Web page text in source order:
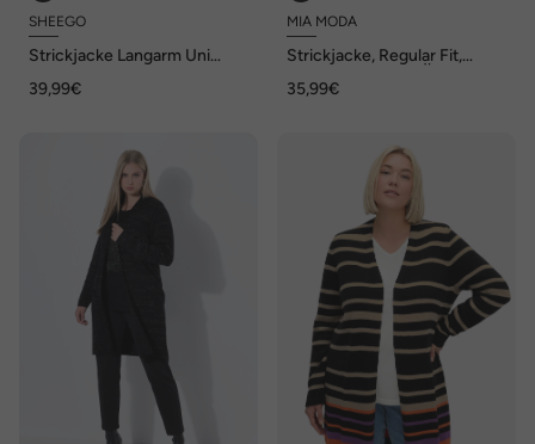
SHEEGO
Strickjacke Langarm Uni
39,99€
MIA MODA
Strickjacke, Regular Fit,
35,99€